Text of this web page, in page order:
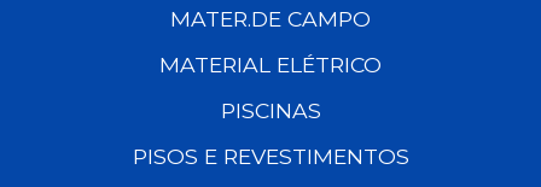
MATER.DE CAMPO
MATERIAL ELÉTRICO
PISCINAS
PISOS E REVESTIMENTOS